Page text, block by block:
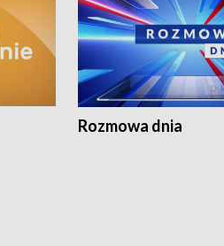
Rozmowa dnia